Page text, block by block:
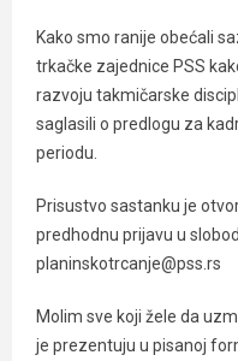
Kako smo ranije obećali
trkačke zajednice PSS
razvoju takmičarske
saglasili o predlogu za
periodu.
Prisustvo sastanku je
predhodnu prijavu u
planinskotrcanje@pss.rs
Molim sve koji žele da
je prezentuju u pisanoj